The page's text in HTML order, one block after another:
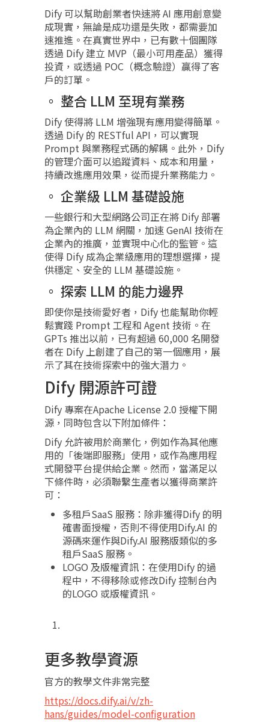
Dify 可以幫助創業者快速將 AI 應用創意變
成現實，無論是成功還是失敗，都需要加
速推進。在真實世界中，已有數十個團隊
透過 Dify 建立 MVP（最小可用產品）獲得
投資，或透過 POC（概念驗證）贏得了客
戶的訂單。
整合 LLM 至現有業務
Dify 使得將 LLM 增強現有應用變得簡單。
透過 Dify 的 RESTful API，可以實現
Prompt 與業務程式碼的解耦。此外，Dify
的管理介面可以追蹤資料、成本和用量，
持續改進應用效果，從而提升業務能力。
企業級 LLM 基礎設施
一些銀行和大型網路公司正在將 Dify 部署
為企業內的 LLM 網關，加速 GenAI 技術在
企業內的推廣，並實現中心化的監管。這
使得 Dify 成為企業級應用的理想選擇，提
供穩定、安全的 LLM 基礎設施。
探索 LLM 的能力邊界
即使你是技術愛好者，Dify 也能幫助你輕
鬆實踐 Prompt 工程和 Agent 技術。在
GPTs 推出以前，已有超過 60,000 名開發
者在 Dify 上創建了自己的第一個應用，展
示了其在技術探索中的強大潛力。
Dify 開源許可證
Dify 專案在Apache License 2.0 授權下開
源，同時包含以下附加條件：
Dify 允許被用於商業化，例如作為其他應
用的「後端即服務」使用，或作為應用程
式開發平台提供給企業。然而，當滿足以
下條件時，必須聯繫生產者以獲得商業許
可：
多租戶SaaS 服務：除非獲得Dify 的明
確書面授權，否則不得使用Dify.AI 的
源碼來運作與Dify.AI 服務版類似的多
租戶SaaS 服務。
LOGO 及版權資訊：在使用Dify 的過
程中，不得移除或修改Dify 控制台內
的LOGO 或版權資訊。
更多教學資源
官方的教學文件非常完整
https://docs.dify.ai/v/zh-
hans/guides/model-configuration